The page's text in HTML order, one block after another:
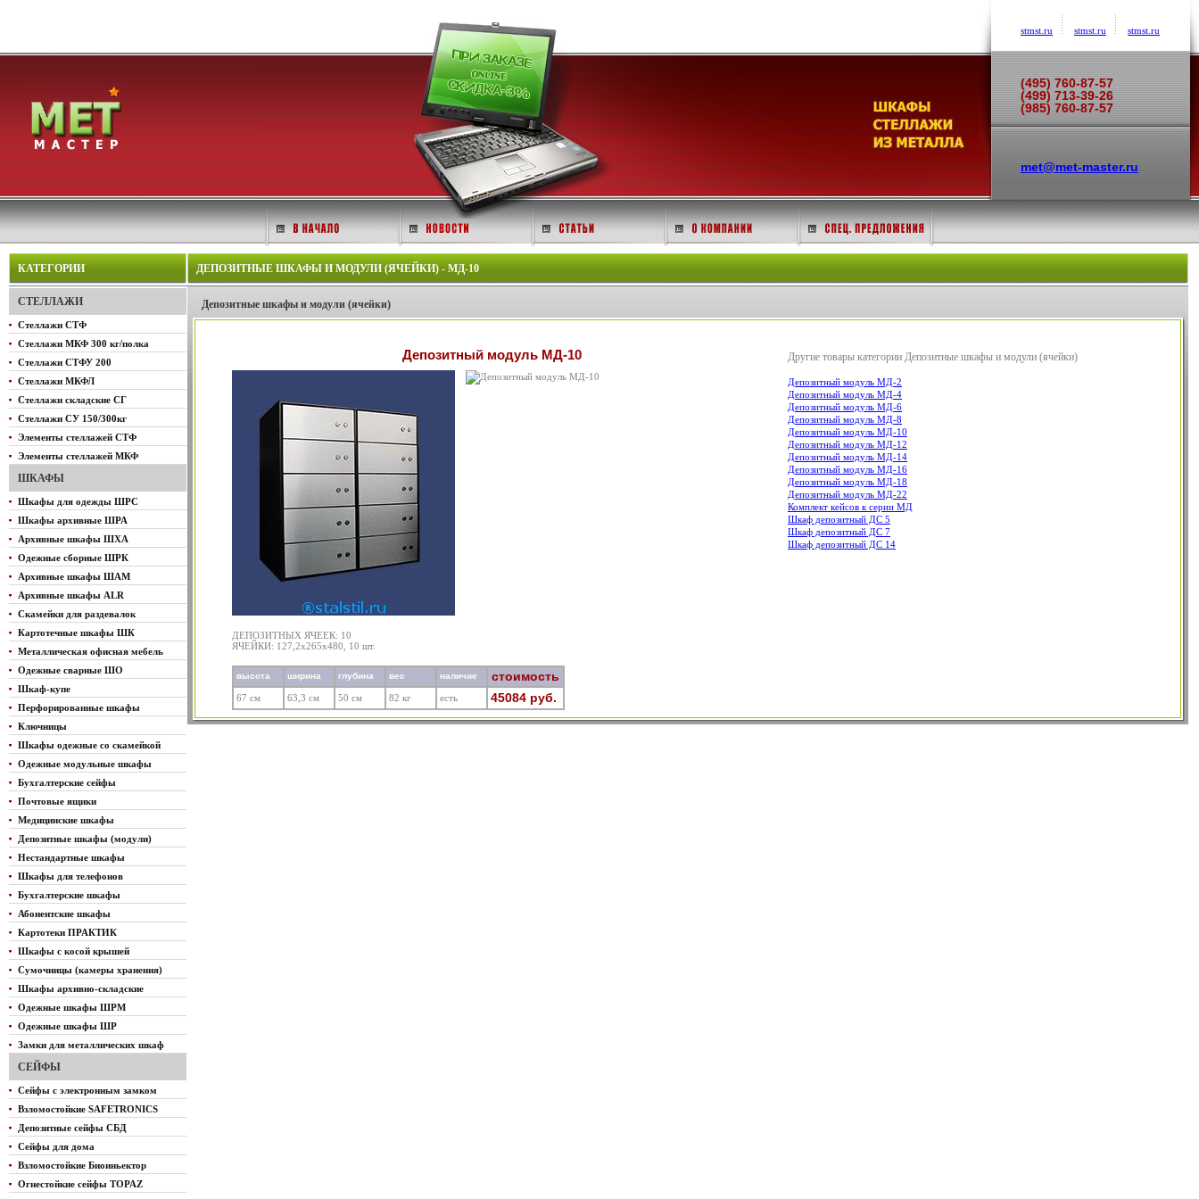
stmst.ru stmst.ru stmst.ru
(495) 760-87-57
(499) 713-39-26
(985) 760-87-57
met@met-master.ru
КАТЕГОРИИ
СТЕЛЛАЖИ
Стеллажи СТФ
Стеллажи МКФ 300 кг/полка
Стеллажи СТФУ 200
Стеллажи МКФЛ
Стеллажи складские СГ
Стеллажи СУ 150/300кг
Элементы стеллажей СТФ
Элементы стеллажей МКФ
ШКАФЫ
Шкафы для одежды ШРС
Шкафы архивные ШРА
Архивные шкафы ШХА
Одежные сборные ШРК
Архивные шкафы ШАМ
Архивные шкафы ALR
Скамейки для раздевалок
Картотечные шкафы ШК
Металлическая офисная мебель
Одежные сварные ШО
Шкаф-купе
Перфорированные шкафы
Ключницы
Шкафы одежные со скамейкой
Одежные модульные шкафы
Бухгалтерские сейфы
Почтовые ящики
Медицинские шкафы
Депозитные шкафы (модули)
Нестандартные шкафы
Шкафы для телефонов
Бухгалтерские шкафы
Абонентские шкафы
Картотеки ПРАКТИК
Шкафы с косой крышей
Сумочницы (камеры хранения)
Шкафы архивно-складские
Одежные шкафы ШРМ
Одежные шкафы ШР
Замки для металлических шкаф
СЕЙФЫ
Сейфы с электронным замком
Взломостойкие SAFETRONICS
Депозитные сейфы СБД
Сейфы для дома
Взломостойкие Биоиньектор
Огнестойкие сейфы TOPAZ
ДЕПОЗИТНЫЕ ШКАФЫ И МОДУЛИ (ЯЧЕЙКИ) - МД-10
Депозитные шкафы и модули (ячейки)
Депозитный модуль МД-10
ДЕПОЗИТНЫХ ЯЧЕЕК: 10
ЯЧЕЙКИ: 127,2х265х480, 10 шт.
высота ширина глубина вес наличие стоимость
67 см 63,3 см 50 см 82 кг есть 45084 руб.
Другие товары категории Депозитные шкафы и модули (ячейки)
Депозитный модуль МД-2
Депозитный модуль МД-4
Депозитный модуль МД-6
Депозитный модуль МД-8
Депозитный модуль МД-10
Депозитный модуль МД-12
Депозитный модуль МД-14
Депозитный модуль МД-16
Депозитный модуль МД-18
Депозитный модуль МД-22
Комплект кейсов к серии МД
Шкаф депозитный ДС 5
Шкаф депозитный ДС 7
Шкаф депозитный ДС 14